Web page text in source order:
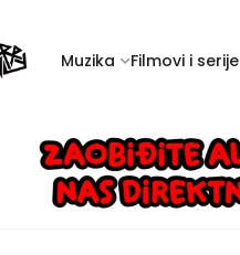
Muzika Filmovi i serije